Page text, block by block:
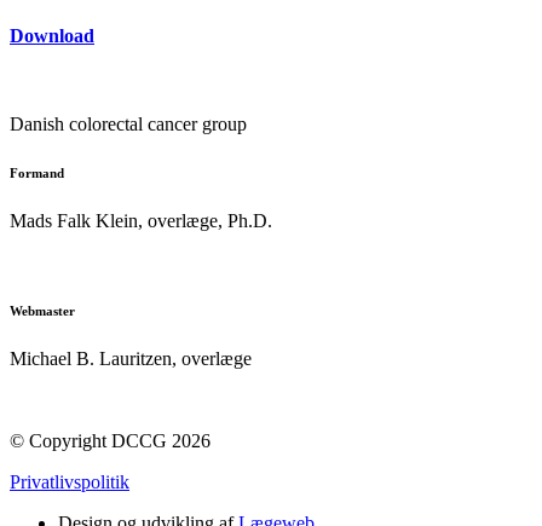
Download
Danish colorectal cancer group
Formand
Mads Falk Klein, overlæge, Ph.D.
Webmaster
Michael B. Lauritzen, overlæge
© Copyright DCCG 2026
Privatlivspolitik